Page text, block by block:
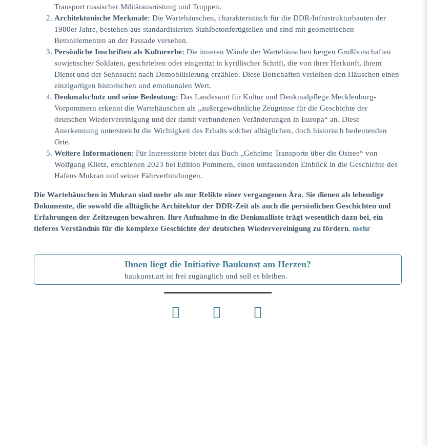
Transport russischer Militärausrüstung und Truppen.
Architektonische Merkmale: Die Wartehäuschen, charakteristisch für die DDR-Infrastrukturbauten der
1980er Jahre, bestehen aus standardisierten Stahlbetonfertigteilen und sind mit geometrischen
Betonelementen an der Fassade versehen.
Persönliche Inschriften als Kulturerbe: Die inneren Wände der Wartehäuschen bergen Grußbotschaften
sowjetischer Soldaten, geschrieben oder eingeritzt in kyrillischer Schrift, die von ihrer Herkunft, ihrem
Dienst und der Sehnsucht nach Demobilisierung erzählen. Diese Botschaften verleihen den Häuschen einen
einzigartigen historischen und emotionalen Wert.
Denkmalschutz und seine Bedeutung: Das Landesamt für Kultur und Denkmalpflege Mecklenburg-
Vorpommern erkennt die Wartehäuschen als „außergewöhnliche Zeugnisse für die Geschichte der
deutschen Wiedervereinigung und der damit verbundenen Veränderungen in Europa“ an. Diese
Anerkennung unterstreicht die Wichtigkeit des Erhalts solcher alltäglichen, doch historisch bedeutenden
Orte.
Weitere Informationen: Für Interessierte bietet das Buch „Geheime Transporte über die Ostsee“ von
Wolfgang Klietz, erschienen 2023 bei Edition Pommern, einen umfassenden Einblick in die Geschichte des
Hafens Mukran und seiner Fährverbindungen.
Die Wartehäuschen in Mukran sind mehr als nur Relikte einer vergangenen Ära. Sie dienen als lebendige
Dokumente, die sowohl die alltägliche Architektur der DDR-Zeit als auch die persönlichen Geschichten und
Erfahrungen der Zeitzeugen bewahren. Ihre Aufnahme in die Denkmalliste trägt wesentlich dazu bei, ein
tieferes Verständnis für die komplexe Geschichte der deutschen Wiedervereinigung zu fördern. mehr
Ihnen liegt die Initiative Baukunst am Herzen?
baukunst.art ist frei zugänglich und soll es bleiben.